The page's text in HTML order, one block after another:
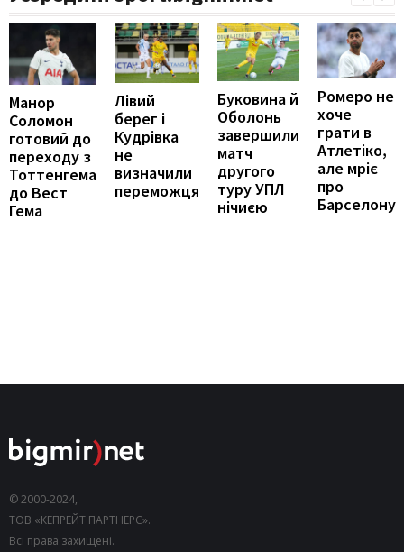
Манор
Соломон
готовий до
переходу з
Тоттенгема
до Вест
Гема
Лівий
берег і
Кудрівка
не
визначили
переможця
Буковина й
Оболонь
завершили
матч
другого
туру УПЛ
нічиєю
Ромеро не
хоче
грати в
Атлетіко,
але мріє
про
Барселону
© 2000-2024,
ТОВ «КЕПРЕЙТ ПАРТНЕРС».
Всі права захищені.